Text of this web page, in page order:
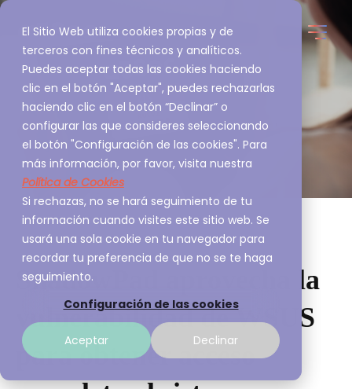
El Sitio Web utiliza cookies propias y de
terceros con fines técnicos y analíticos.
Puedes aceptar todas las cookies haciendo
clic en el botón "Aceptar", puedes rechazarlas
haciendo clic en el botón “Declinar” o
configurar las que consideres seleccionando
el botón "Configuración de las cookies". Para
más información, por favor, visita nuestra
Política de Cookies
Si rechazas, no se hará seguimiento de tu
información cuando visites este sitio web. Se
usará una sola cookie en tu navegador para
recordar tu preferencia de que no se te haga
seguimiento.
Configuración de las cookies
Aceptar Declinar
ShadowPad aprovecha la
vulnerabilidad de WSUS
para obtener acceso